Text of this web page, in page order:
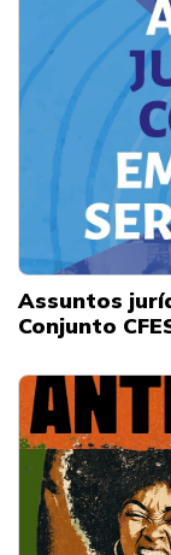
Assuntos
Conjunto